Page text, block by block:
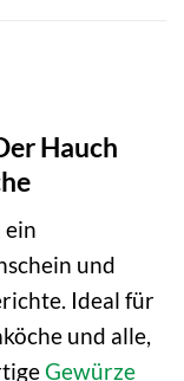
Hauch
und
Ideal für
und alle,
Gewürze